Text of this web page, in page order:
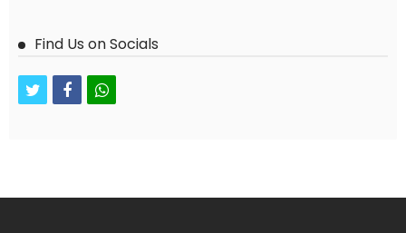
Find Us on Socials
twitterfacebookwhatsapp